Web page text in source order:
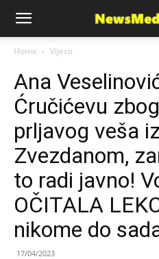
News
Media
Home Vijesti
Ana
Ćručićevu
prljavog veša
Zvezdanom,
to radi javno!
OČITALA
nikome do
17/04/2023